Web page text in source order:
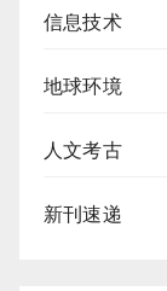
信息技术
地球环境
人文考古
新刊速递